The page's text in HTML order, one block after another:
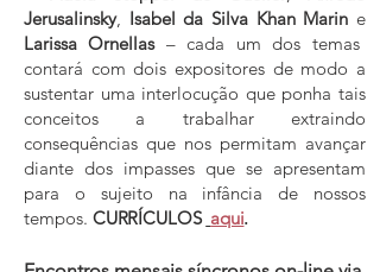
Jerusalinsky, Isabel da Silva Khan Marin e
Larissa Ornellas– cada um dos temas
contará com dois expositores de modo a
sustentar uma interlocução que ponha tais
conceitos a trabalhar extraindo
consequências que nos permitam avançar
diante dos impasses que se apresentam
para o sujeito na infância de nossos
tempos. CURRÍCULOS aqui.